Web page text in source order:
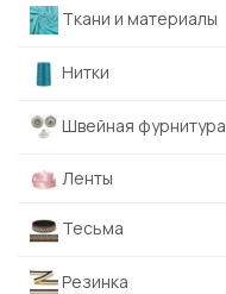
Ткани и материалы
Нитки
Швейная фурнитура
Ленты
Тесьма
Резинка